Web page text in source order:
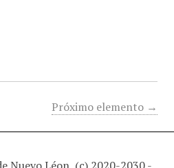
Próximo elemento →